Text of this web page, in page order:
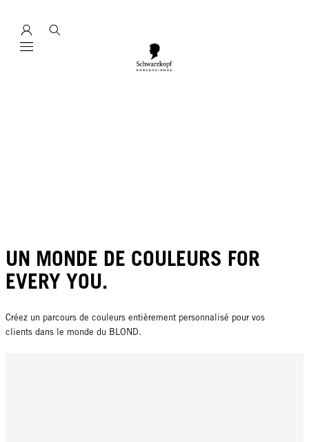
Mobile navigation
UN MONDE DE COULEURS FOR
EVERY YOU.
Créez un parcours de couleurs entièrement personnalisé pour vos
clients dans le monde du BLOND.